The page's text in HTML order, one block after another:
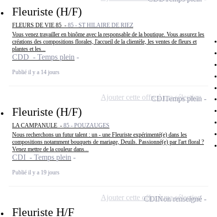
Fleuriste (H/F)
FLEURS DE VIE 85 - 85 - ST HILAIRE DE RIEZ
Vous venez travailler en binôme avec la responsable de la boutique. Vous assurez les
créations des compositions florales, l'accueil de la clientèle, les ventes de fleurs et
plantes et les...
CDD - Temps plein
Publié il y a 14 jours
Fleuriste (H/F)
LA CAMPANULE - 85 - POUZAUGES
Nous recherchons un futur talent : un - une Fleuriste expérimenté(e) dans les
compositions notamment bouquets de mariage, Deuils. Passionné(e) par l'art floral ?
Venez mettre de la couleur dans...
CDI - Temps plein
Publié il y a 19 jours
CDITemps plein
Ajouter cette offre à ma sélection
Fleuriste H/F
CDINon renseigné
Ajouter cette offre à ma sélection